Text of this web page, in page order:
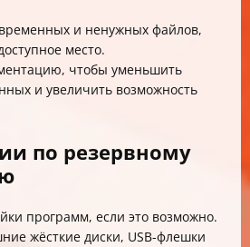
и ненужных файлов,
место.
чтобы уменьшить
и увеличить возможность
по резервному
программ, если это возможно.
жёсткие диски, USB-флешки